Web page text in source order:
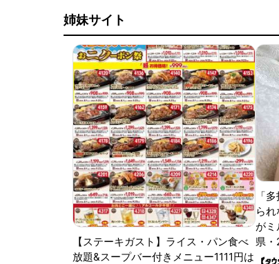
姉妹サイト
【ステーキガスト】ライス・パン食べ
放題&スープバー付きメニュー1111円は
「
ら
が
県